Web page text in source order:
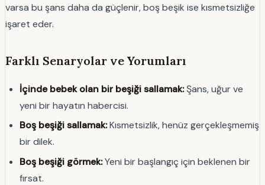
varsa bu şans daha da güçlenir, boş beşik ise kısmetsizliğe
işaret eder.
Farklı Senaryolar ve Yorumları
İçinde bebek olan bir beşiği sallamak:Şans, uğur ve
yeni bir hayatın habercisi.
Boş beşiği sallamak:Kısmetsizlik, henüz gerçekleşmemiş
bir dilek.
Boş beşiği görmek:Yeni bir başlangıç için beklenen bir
fırsat.